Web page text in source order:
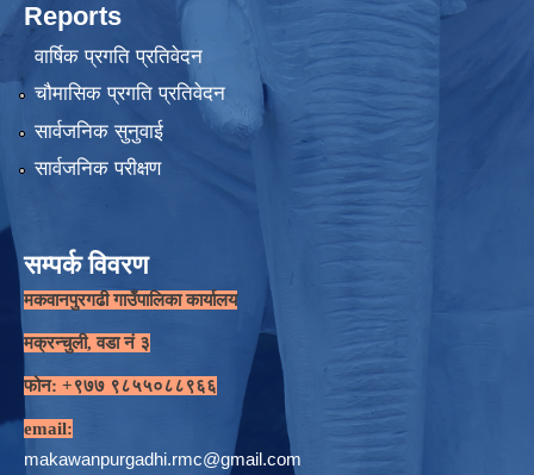
Reports
वार्षिक प्रगति प्रतिवेदन
चौमासिक प्रगति प्रतिवेदन
सार्वजनिक सुनुवाई
सार्वजनिक परीक्षण
सम्पर्क विवरण
मकवानपुरगढी गाउँपालिका कार्यालय
मक्रन्चुली, वडा नं ३
फोन: +९७७ ९८५५०८८९६६
email:
makawanpurgadhi.rmc@gmail.com